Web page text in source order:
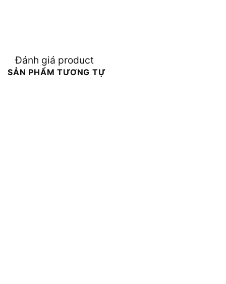
Đánh giá product
SẢN PHẨM TƯƠNG TỰ